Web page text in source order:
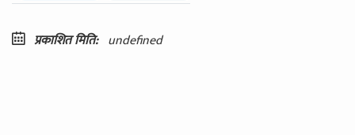
प्रकाशित मिति: undefined